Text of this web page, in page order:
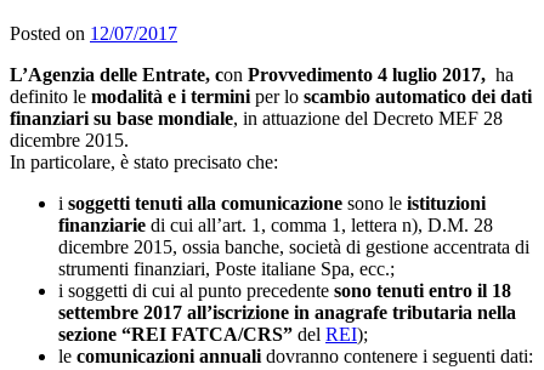
Posted on 12/07/2017
L’Agenzia delle Entrate, con Provvedimento 4 luglio 2017, ha
definito le modalità e i termini per lo scambio automatico dei dati
finanziari su base mondiale, in attuazione del Decreto MEF 28
dicembre 2015.
In particolare, è stato precisato che:
i soggetti tenuti alla comunicazione sono le istituzioni
finanziarie di cui all’art. 1, comma 1, lettera n), D.M. 28
dicembre 2015, ossia banche, società di gestione accentrata di
strumenti finanziari, Poste italiane Spa, ecc.;
i soggetti di cui al punto precedente sono tenuti entro il 18
settembre 2017 all’iscrizione in anagrafe tributaria nella
sezione “REI FATCA/CRS” del REI);
le comunicazioni annuali dovranno contenere i seguenti dati: